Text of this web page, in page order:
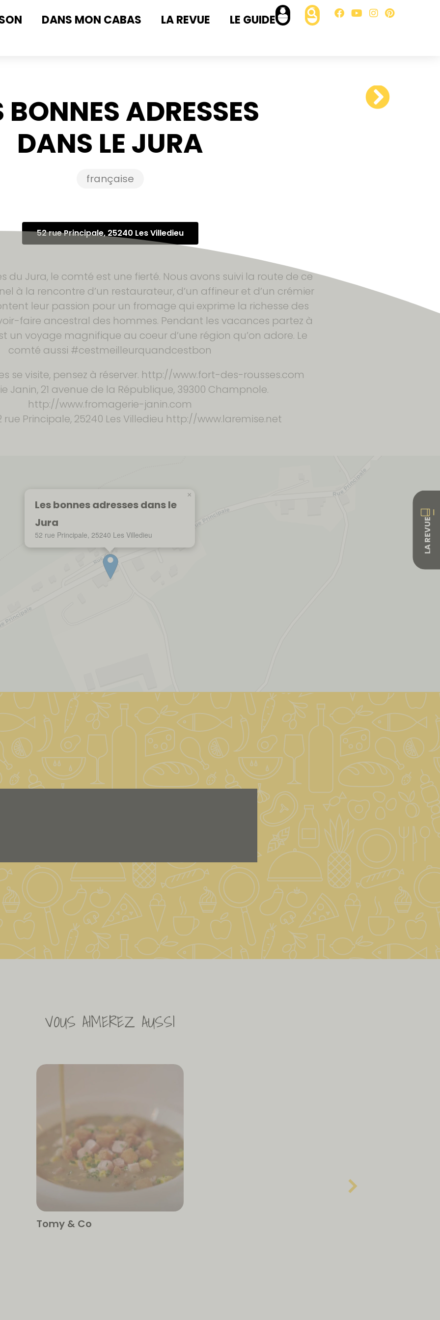
DANS MON CABAS LA REVUE LE GUIDE
BONNES ADRESSES
DANS LE JURA
française
52 rue Principale, 25240 Les Villedieu
du Jura, le comté est une fierté. Nous avons suivi la route de ce
à la rencontre d’un restaurateur, d’un affineur et d’un crémier
leur passion pour un fromage qui exprime la richesse des
faire ancestral des hommes. Pendant les vacances partez à
un voyage magnifique au coeur d’une région qu’on adore. Le
comté aussi #cestmeilleurquandcestbon
se visite, pensez à réserver. http://www.fort-des-rousses.com
Janin, 21 avenue de la République, 39300 Champnole.
http://www.fromagerie-janin.com
rue Principale, 25240 Les Villedieu http://www.laremise.net
Les bonnes adresses dans le
Jura
52 rue Principale, 25240 Les Villedieu
×
| &copy; OpenStreetMap & Carto | © OpenStreetMap
VOUS AIMEREZ AUSSI
Tomy & Co
LA REVUE